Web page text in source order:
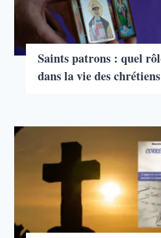
Saints patrons : quel
dans la vie des